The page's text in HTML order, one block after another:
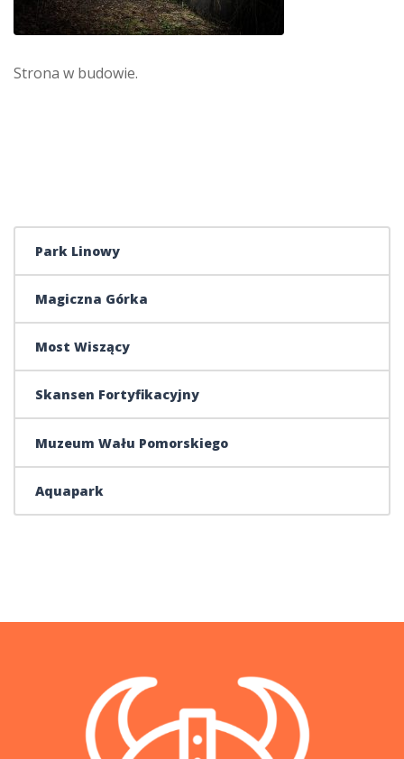
Strona w budowie.
Park Linowy
Magiczna Górka
Most Wiszący
Skansen Fortyfikacyjny
Muzeum Wału Pomorskiego
Aquapark